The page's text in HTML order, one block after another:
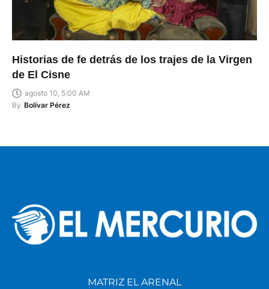
Historias de fe detrás de los trajes de la Virgen
de El Cisne
agosto 10, 5:00 AM
By Bolívar Pérez
MATRIZ EL ARENAL